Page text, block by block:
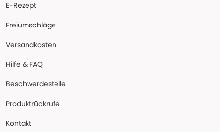
E-Rezept
Freiumschläge
Versandkosten
Hilfe & FAQ
Beschwerdestelle
Produktrückrufe
Kontakt